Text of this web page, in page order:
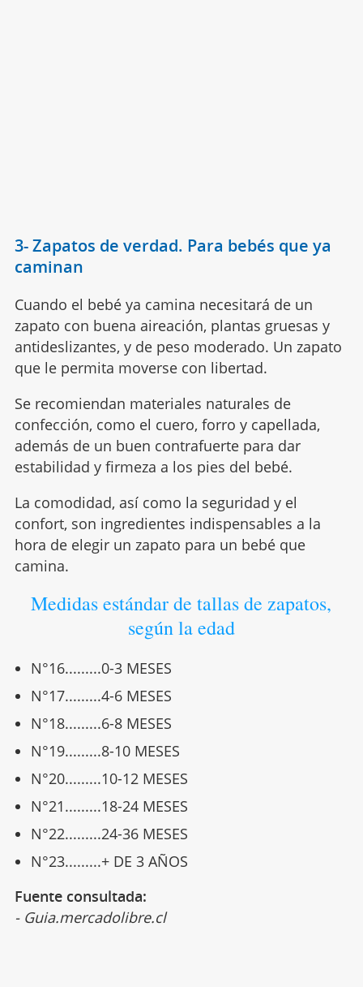
3- Zapatos de verdad. Para bebés que ya
caminan
Cuando el bebé ya camina necesitará de un
zapato con buena aireación, plantas gruesas y
antideslizantes, y de peso moderado. Un zapato
que le permita moverse con libertad.
Se recomiendan materiales naturales de
confección, como el cuero, forro y capellada,
además de un buen contrafuerte para dar
estabilidad y firmeza a los pies del bebé.
La comodidad, así como la seguridad y el
confort, son ingredientes indispensables a la
hora de elegir un zapato para un bebé que
camina.
Medidas estándar de tallas de zapatos,
según la edad
N°16.........0-3 MESES
N°17.........4-6 MESES
N°18.........6-8 MESES
N°19.........8-10 MESES
N°20.........10-12 MESES
N°21.........18-24 MESES
N°22.........24-36 MESES
N°23.........+ DE 3 AÑOS
Fuente consultada:
- Guia.mercadolibre.cl